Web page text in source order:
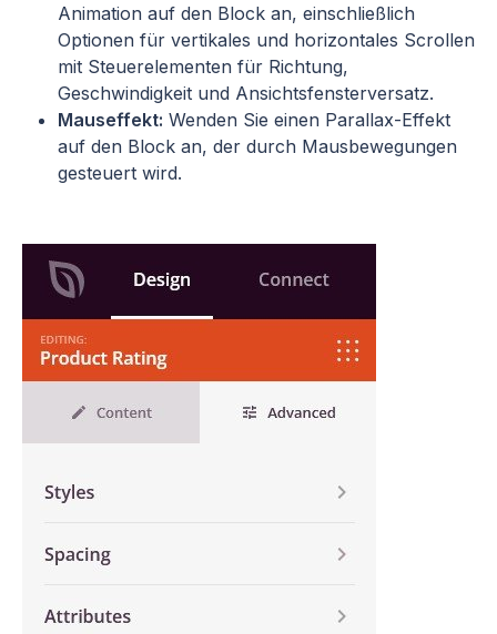
Animation auf den Block an, einschließlich
Optionen für vertikales und horizontales Scrollen
mit Steuerelementen für Richtung,
Geschwindigkeit und Ansichtsfensterversatz.
Mauseffekt: Wenden Sie einen Parallax-Effekt
auf den Block an, der durch Mausbewegungen
gesteuert wird.